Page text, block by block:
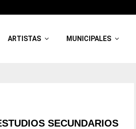
ARTISTAS MUNICIPALES
SECUNDARIOS